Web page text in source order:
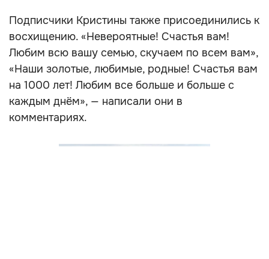
Подписчики Кристины также присоединились к
восхищению. «Невероятные! Счастья вам!
Любим всю вашу семью, скучаем по всем вам»,
«Наши золотые, любимые, родные! Счастья вам
на 1000 лет! Любим все больше и больше с
каждым днём», — написали они в
комментариях.